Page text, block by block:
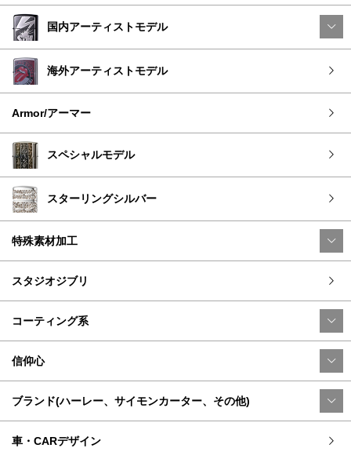
国内アーティストモデル
海外アーティストモデル
Armor/アーマー
スペシャルモデル
スターリングシルバー
特殊素材加工
スタジオジブリ
コーティング系
信仰心
ブランド(ハーレー、サイモンカーター、その他)
車・CARデザイン